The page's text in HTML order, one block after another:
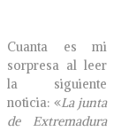
Cuanta es mi
sorpresa al leer
la siguiente
noticia: «La junta
de Extremadura